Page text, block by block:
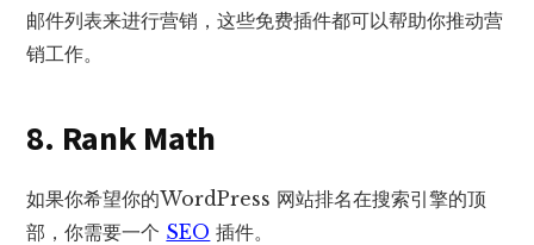
邮件列表来进行营销，这些免费插件都可以帮助你推动营
销工作。
8. Rank Math
如果你希望你的WordPress 网站排名在搜索引擎的顶
部，你需要一个 SEO 插件。